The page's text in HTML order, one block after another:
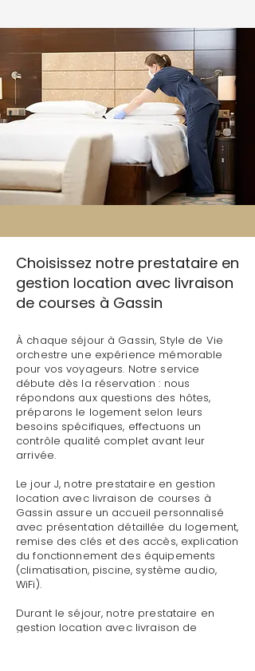
Choisissez notre prestataire en
gestion location avec livraison
de courses à Gassin
À chaque séjour à Gassin, Style de Vie
orchestre une expérience mémorable
pour vos voyageurs. Notre service
débute dès la réservation : nous
répondons aux questions des hôtes,
préparons le logement selon leurs
besoins spécifiques, effectuons un
contrôle qualité complet avant leur
arrivée.
Le jour J, notre prestataire en gestion
location avec livraison de courses à
Gassin assure un accueil personnalisé
avec présentation détaillée du logement,
remise des clés et des accès, explication
du fonctionnement des équipements
(climatisation, piscine, système audio,
WiFi).
Durant le séjour, notre prestataire en
gestion location avec livraison de